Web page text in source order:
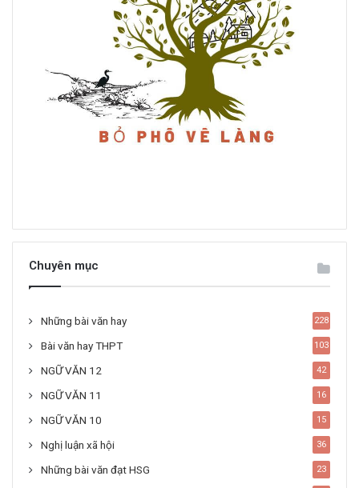
Chuyên mục
Những bài văn hay 228
Bài văn hay THPT 103
NGỮ VĂN 12 42
NGỮ VĂN 11 16
NGỮ VĂN 10 15
Nghị luận xã hội 36
Những bài văn đạt HSG 23